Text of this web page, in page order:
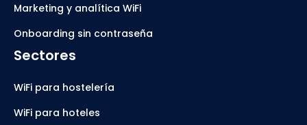
Marketing y analítica WiFi
Onboarding sin contraseña
Sectores
WiFi para hostelería
WiFi para hoteles